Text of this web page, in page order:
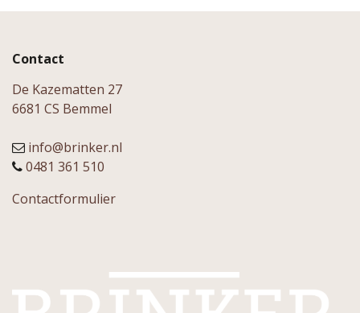
Contact
De Kazematten 27
6681 CS Bemmel
info@brinker.nl
0481 361 510
Contactformulier